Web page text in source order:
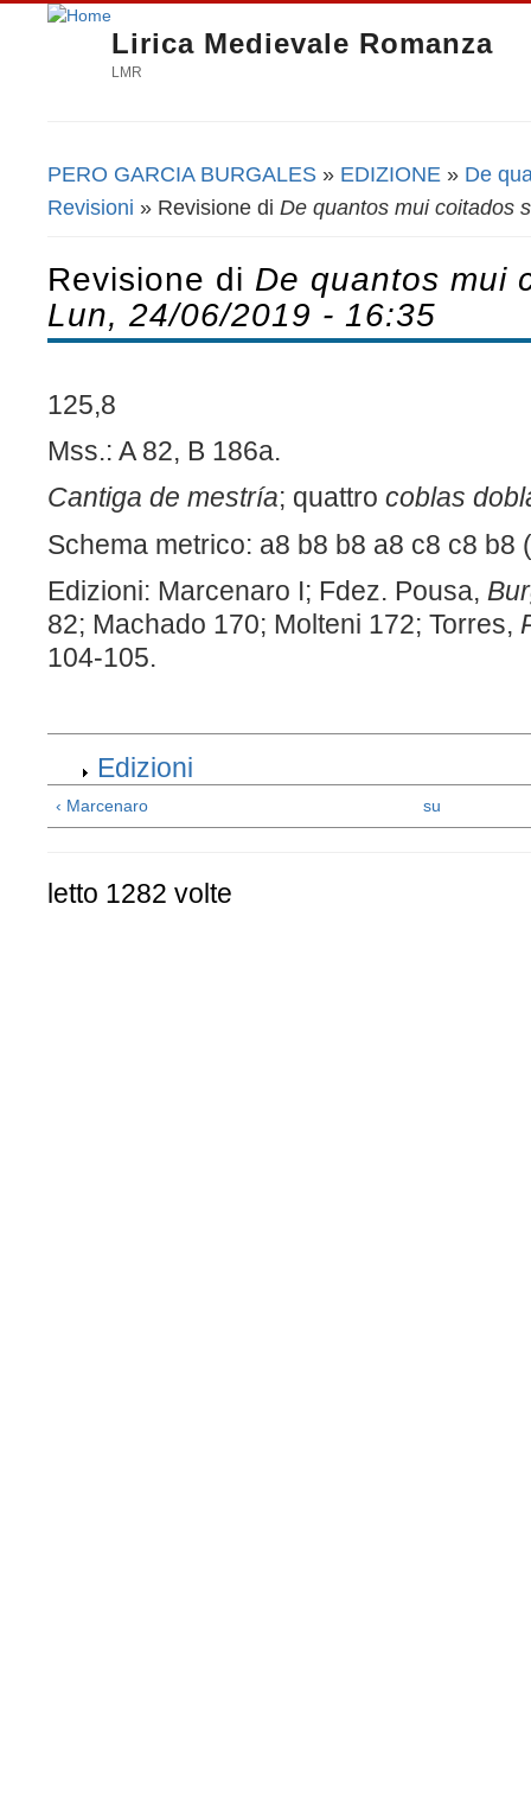
Lirica Medievale Romanza
LMR
Tu sei qui
PERO GARCIA BURGALES » EDIZIONE » De
Revisioni » Revisione di De quantos mui coitados
Revisione di De quantos mui
Lun, 24/06/2019 - 16:35
125,8
Mss.: A 82, B 186a.
Cantiga de mestría; quattro coblas
Schema metrico: a8 b8 b8 a8 c8 c8 b8
Edizioni: Marcenaro I; Fdez. Pousa,
82; Machado 170; Molteni 172; Torres,
104-105.
Edizioni
‹ Marcenaro su
letto 1282 volte